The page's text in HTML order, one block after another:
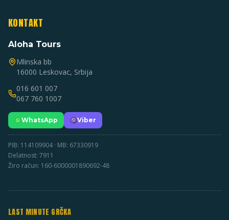
KONTAKT
Aloha Tours
Mlinska bb
16000 Leskovac, Srbija
016 601 007
067 760 1007
WhatsApp Viber
PIB: 114109904 · MB: 67330919
Delatnost: 7911
Žiro račun: 160-6000001890692-48
LAST MINUTE GRČKA